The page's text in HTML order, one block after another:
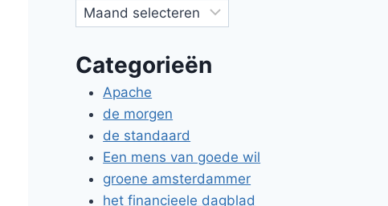
Categorieën
Apache
de morgen
de standaard
Een mens van goede wil
groene amsterdammer
het financieele dagblad